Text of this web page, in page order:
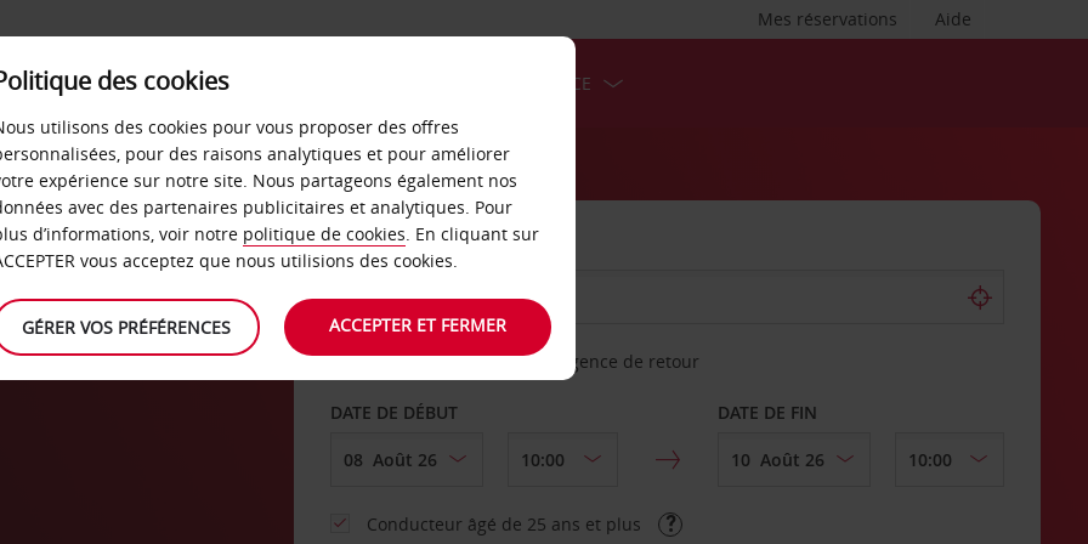
Aide
Mes réservations
SERVICES &
LOCATION
LIBRE-SERVICE
AGENCE DE DÉPART
Sélectionnez une autre agence de retour
DATE DE DÉBUT DATE DE FIN
Conducteur âgé de 25 ans et plus
des cookies
utilisons des cookies pour vous proposer des offres
pour des raisons analytiques et pour améliorer
expérience sur notre site. Nous partageons également nos
avec des partenaires publicitaires et analytiques. Pour
d’informations, voir notre politique de cookies. En cliquant sur
vous acceptez que nous utilisions des cookies.
GÉRER VOS PRÉFÉRENCES ACCEPTER ET FERMER